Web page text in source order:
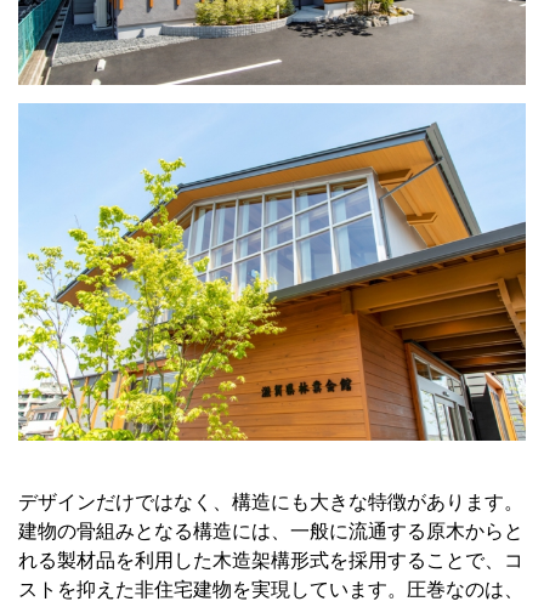
デザインだけではなく、構造にも大きな特徴があります。
建物の骨組みとなる構造には、一般に流通する原木からと
れる製材品を利用した木造架構形式を採用することで、コ
ストを抑えた非住宅建物を実現しています。圧巻なのは、